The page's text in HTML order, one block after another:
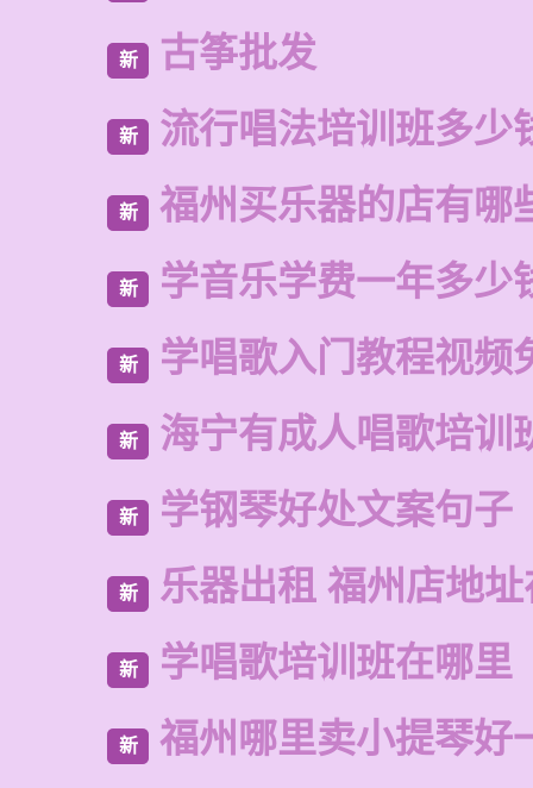
新 古筝批发
新 流行唱法培训班多少
新 福州买乐器的店有哪
新 学音乐学费一年多少
新 学唱歌入门教程视频
新 海宁有成人唱歌培训
新 学钢琴好处文案句子
新 乐器出租 福州店地
新 学唱歌培训班在哪里
新 福州哪里卖小提琴好